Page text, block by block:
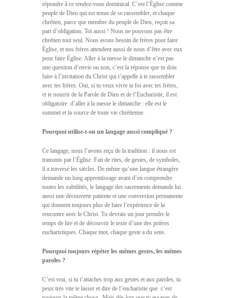
répondre à ce rendez-vous dominical. C’est l’Église comme
peuple de Dieu qui est tenue de se rassembler, et chaque
chrétien, parce que membre du peuple de Dieu, reçoit sa
part d’obligation. Toi aussi ! Nous ne pouvons pas être
chrétien tout seul. Nous avons besoin de frères pour faire
Église, et nos frères attendent aussi de nous d’être avec eux
pour faire Église. Aller à la messe le dimanche n’est pas
une question d’envie ou non, c’est la réponse que tu dois
faire à l’invitation du Christ qui t’appelle à te rassembler
avec tes frères. Oui, si tu veux vivre ta foi avec tes frères,
et te nourrir de la Parole de Dieu et de l’Eucharistie, il est 
obligatoire  d’aller à la messe le dimanche : elle est le
sommet et la source de toute vie chrétienne.
Pourquoi utilise-t-on un langage aussi compliqué ?
Ce langage, nous l’avons reçu de la tradition : il nous est
transmis par l’Église. Fait de rites, de gestes, de symboles,
il a traversé les siècles. De même qu’une langue étrangère
demande un long apprentissage avant d’en comprendre
toutes les subtilités, le langage des sacrements demande lui
aussi une découverte patiente et une conversion permanente
qui donnent toujours plus de faire l’expérience de la
rencontre avec le Christ. Tu devrais un jour prendre le
temps de lire et de découvrir le texte d’une des prières
eucharistiques. Chaque mot, chaque geste a du sens.
Pourquoi toujours répéter les mêmes gestes, les mêmes
paroles ?
C’est vrai, si tu t’attaches trop aux gestes et aux paroles, tu
peux très vite te lasser et dire de l’eucharistie que  c’est